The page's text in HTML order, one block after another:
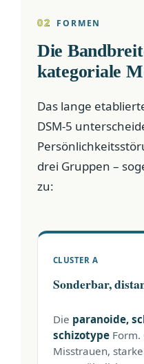
02 FORMEN
Die
kategoriale
Das lange
DSM-5
drei Gruppen –
zu:
CLUSTER A
Sonderbar,
Die paranoide,
schizotype
Misstrauen,